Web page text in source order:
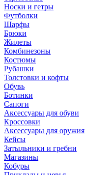
Носки и гетры
Футболки
Шарфы
Брюки
Жилеты
Комбинезоны
Костюмы
Рубашки
Толстовки и кофты
Обувь
Ботинки
Сапоги
Аксессуары для обуви
Кроссовки
Аксессуары для оружия
Кейсы
Затыльники и гребни
Магазины
Кобуры